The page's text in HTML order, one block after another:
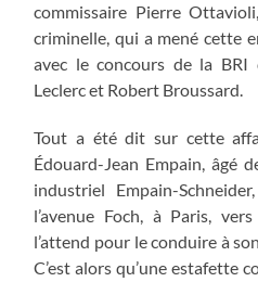
commissaire Pierre
criminelle, qui a mené cette
avec le concours de la BRI
Leclerc et Robert Broussard.
Tout a été dit sur cette
Édouard-Jean Empain, âgé
industriel Empain-
l’avenue Foch, à Paris,
l’attend pour le conduire à
C’est alors qu’une estafette